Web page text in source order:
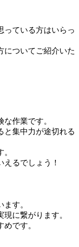
っている方はいらっ
についてご紹介いた
作業です。
と集中力が途切れる
るでしょう！
す。
に繋がります。
です。